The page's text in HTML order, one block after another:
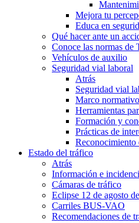
Mejora tu
Educa en
Qué hacer ante un
Conoce las normas de
Vehículos de auxilio
Seguridad vial laboral
Atrás
Seguridad vial
Marco
Herramientas
Formación y
Prácticas de
Reconocimiento
Estado del tráfico
Atrás
Información e
Cámaras de tráfico
Eclipse 12 de agosto
Carriles BUS-VAO
Recomendaciones de